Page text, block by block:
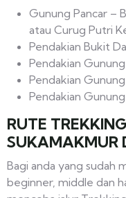
Gunung Pancar –
atau Curug Putri
Pendakian Bukit
Pendakian
Pendakian
Pendakian
RUTE
SUKAMAKMUR
Bagi anda yang sudah
beginner, middle dan